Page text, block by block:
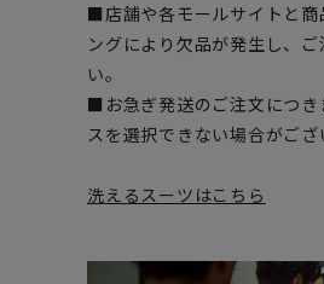
■店舗や各モールサイトと商
ングにより欠品が発生し、
い。
■お急ぎ発送のご注文につき
スを選択できない場合がござ
洗えるスーツはこちら